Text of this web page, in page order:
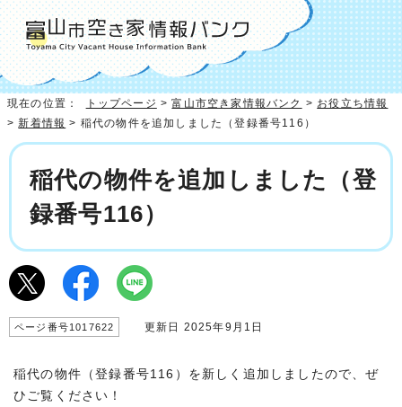
現在の位置： トップページ >富山市空き家情報バンク > お役立ち情報
>新着情報 > 稲代の物件を追加しました（登録番号116）
稲代の物件を追加しました（登
録番号116）
ページ番号1017622 更新日 2025年9月1日
稲代の物件（登録番号116）を新しく追加しましたので、ぜ
ひご覧ください！